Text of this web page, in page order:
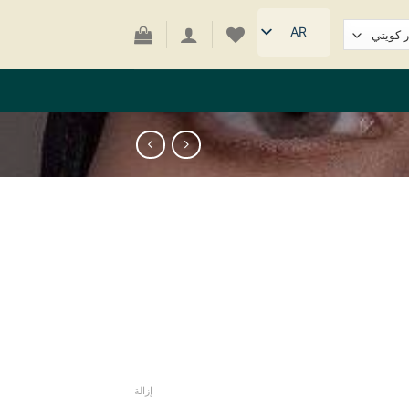
AR
إزالة